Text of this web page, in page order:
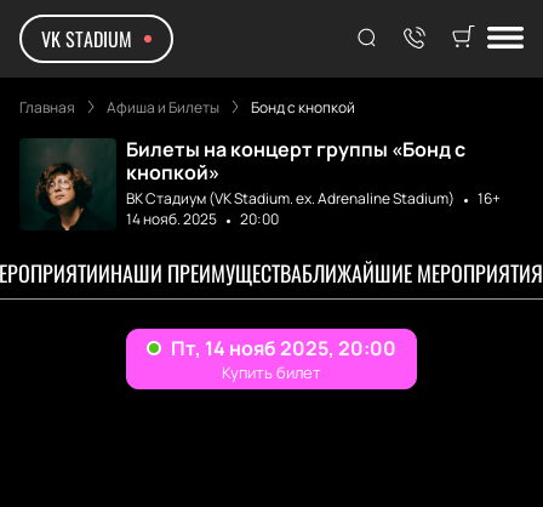
VK STADIUM
Главная Афиша и Билеты Бонд с кнопкой
Билеты на концерт группы «Бонд с
кнопкой»
ВК Стадиум (VK Stadium. ex. Adrenaline Stadium)
16+
14 нояб. 2025
20:00
НАШИ ПРЕИМУЩЕСТВАБЛИЖАЙШИЕ МЕРОПРИЯТИЯ